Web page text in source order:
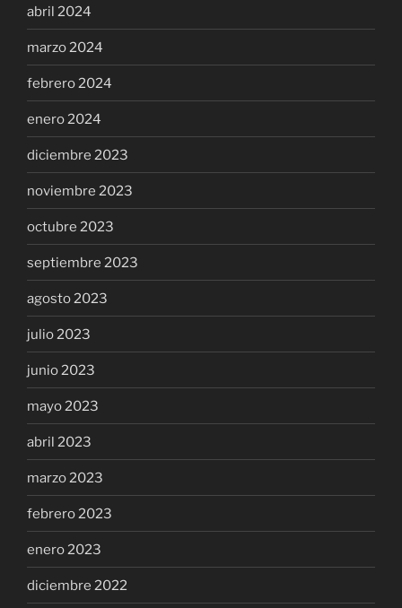
abril 2024
marzo 2024
febrero 2024
enero 2024
diciembre 2023
noviembre 2023
octubre 2023
septiembre 2023
agosto 2023
julio 2023
junio 2023
mayo 2023
abril 2023
marzo 2023
febrero 2023
enero 2023
diciembre 2022